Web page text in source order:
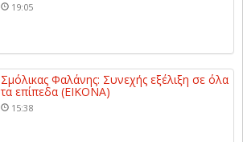
19:05
Σμόλικας Φαλάνης: Συνεχής εξέλιξη σε όλα
τα επίπεδα (ΕΙΚΟΝΑ)
15:38